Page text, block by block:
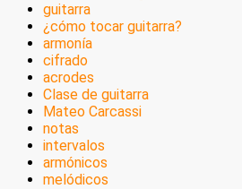
guitarra
¿cómo tocar guitarra?
armonía
cifrado
acrodes
Clase de guitarra
Mateo Carcassi
notas
intervalos
armónicos
melódicos